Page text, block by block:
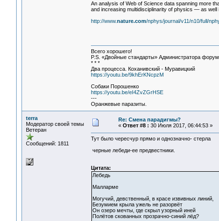
An analysis of Web of Science data spanning more
and increasing multidisciplinarity of physics — as well
http://www.nature.com/nphys/journal/v11/n10/full/
Всего хорошего!
P.S. «Двойные стандарты» Администратора
* * *
Два процесса. Коханивский - Муравицкий
https://youtu.be/9khErKNcpzM
Собаки Порошенко
https://youtu.be/eI4ZvZGrHSE
---
Оранжевые паразиты.
terra
Модератор своей темы
Ветеран
Сообщений: 1811
Re: Смена парадигмы?
« Ответ #8 : 30 Июля 2017, 06:44:53 »
Тут было чересчур прямо и однозначно- стерла
черные лебеди-ее предвестники.
Цитата:
Лебедь
Малларме
Могучий, девственный, в красе извивных линий,
Безумием крыла ужель не разорвёт
Он озеро мечты, где скрыл узорный иней
Полётов скованных прозрачно-синий лёд?